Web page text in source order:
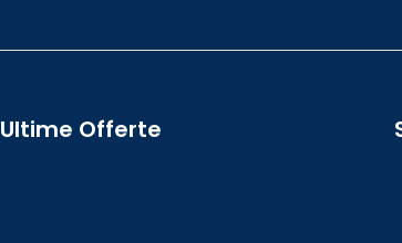
Ultime Offerte